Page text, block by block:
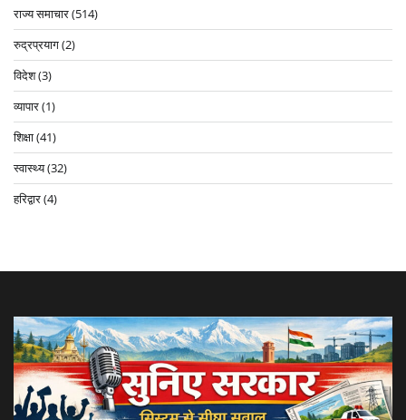
राज्य समाचार(514)
रुद्रप्रयाग(2)
विदेश(3)
व्यापार(1)
शिक्षा(41)
स्वास्थ्य(32)
हरिद्वार(4)